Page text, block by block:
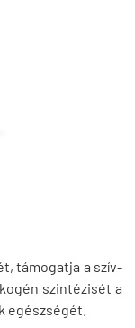
támogatja a szív-
szintézisét a
egészségét.